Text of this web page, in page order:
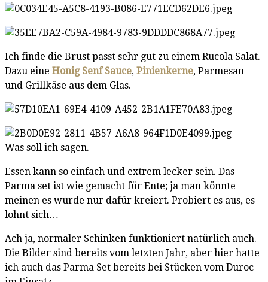
Ich finde die Brust passt sehr gut zu einem Rucola Salat.
Dazu eine Honig Senf Sauce, Pinienkerne, Parmesan
und Grillkäse aus dem Glas.
Was soll ich sagen.
Essen kann so einfach und extrem lecker sein. Das
Parma set ist wie gemacht für Ente; ja man könnte
meinen es wurde nur dafür kreiert. Probiert es aus, es
lohnt sich…
Ach ja, normaler Schinken funktioniert natürlich auch.
Die Bilder sind bereits vom letzten Jahr, aber hier hatte
ich auch das Parma Set bereits bei Stücken vom Duroc